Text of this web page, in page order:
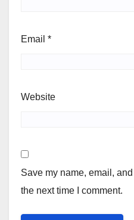
Email *
Website
Save my name, email,
the next time I comment.